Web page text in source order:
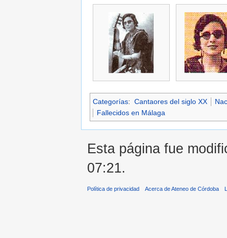
Categorías: Cantaores del siglo XX
Fallecidos en Málaga
Esta página fue
07:21.
Política de privacidad Acerca de Ateneo de Córdoba